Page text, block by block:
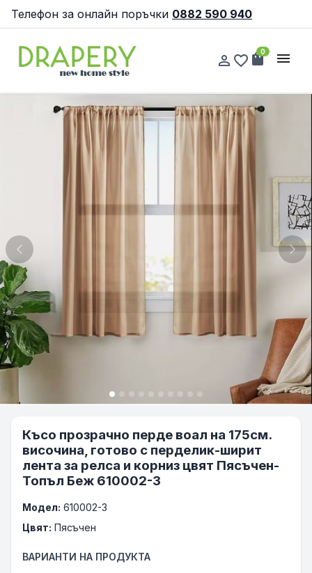
Телефон за онлайн поръчки 0882 590 940
person_outline favorite_border shopping_bag
0 menu
Previous
Късо прозрачно перде воал на 175см.
височина, готово с перделик-ширит
лента за релса и корниз цвят Пясъчен-
Топъл Беж 610002-3
Модел: 610002-3
Цвят: Пясъчен
ВАРИАНТИ НА ПРОДУКТА